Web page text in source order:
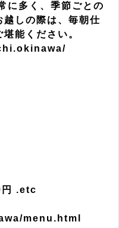
に多く、季節ごとの
しの際は、毎朝仕
能ください。
円 .etc
menu.html